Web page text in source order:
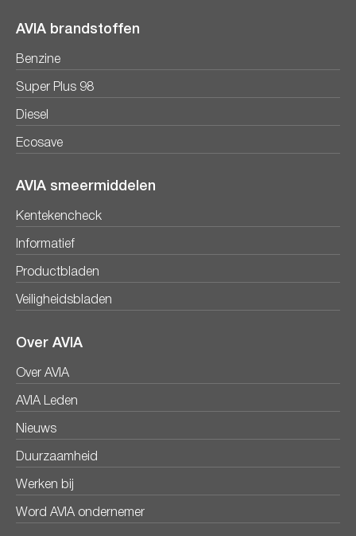
AVIA brandstoffen
Benzine
Super Plus 98
Diesel
Ecosave
AVIA smeermiddelen
Kentekencheck
Informatief
Productbladen
Veiligheidsbladen
Over AVIA
Over AVIA
AVIA Leden
Nieuws
Duurzaamheid
Werken bij
Word AVIA ondernemer